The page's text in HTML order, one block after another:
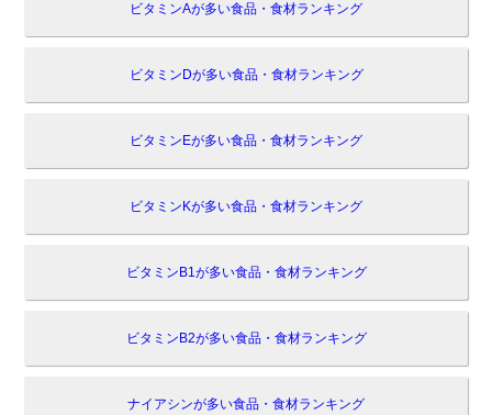
ビタミンAが多い食品・食材ランキング
ビタミンDが多い食品・食材ランキング
ビタミンEが多い食品・食材ランキング
ビタミンKが多い食品・食材ランキング
ビタミンB1が多い食品・食材ランキング
ビタミンB2が多い食品・食材ランキング
ナイアシンが多い食品・食材ランキング